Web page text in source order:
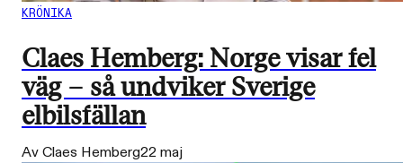
KRÖNIKA
Claes Hemberg: Norge visar fel
väg – så undviker Sverige
elbilsfällan
Av Claes Hemberg22 maj